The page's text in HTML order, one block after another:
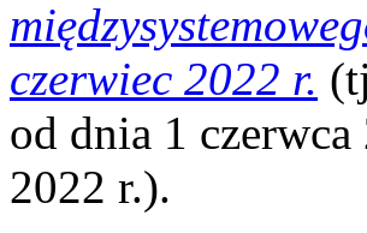
czerwiec 2022 r.
od dnia 1
2022 r.).